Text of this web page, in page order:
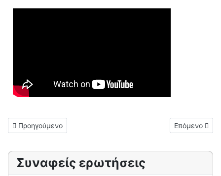
Προηγούμενο άρθρο: Αν δε λάβω μήνυμα για την
Προηγούμενο Επόμενο
Επόμενο
Συναφείς ερωτήσεις